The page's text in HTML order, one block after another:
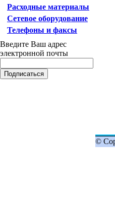
Расходные материалы
Сетевое оборудование
Телефоны и факсы
Введите Ваш адрес
электронной почты
©